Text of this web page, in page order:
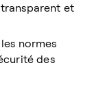
et
normes
des